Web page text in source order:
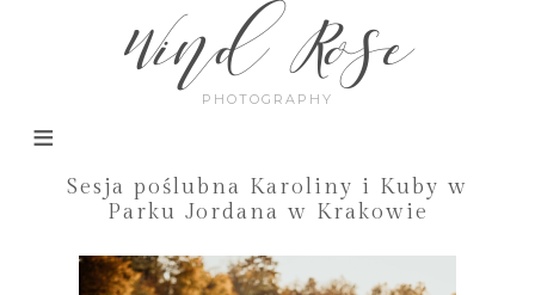
Wind Rose
PHOTOGRAPHY
Sesja poślubna Karoliny i Kuby w
Parku Jordana w Krakowie